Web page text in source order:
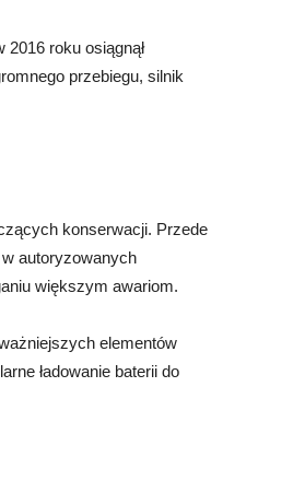
roku osiągnął
przebiegu, silnik
konserwacji. Przede
autoryzowanych
większym awariom.
elementów
ładowanie baterii do